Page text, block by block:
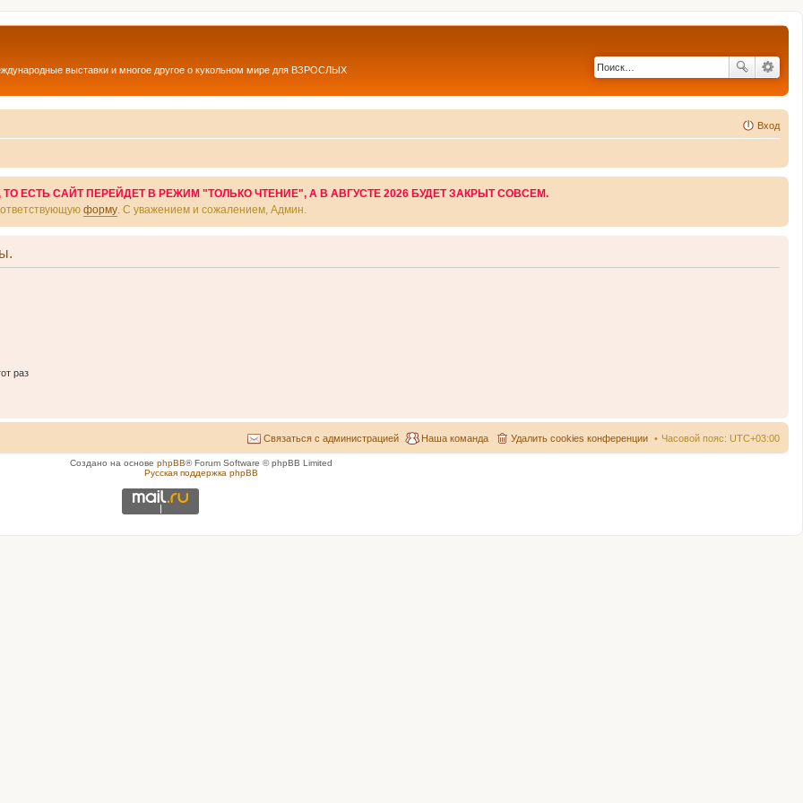
выставки и многое другое о кукольном мире для ВЗРОСЛЫХ
Вход
ЕСТЬ САЙТ ПЕРЕЙДЕТ В РЕЖИМ "ТОЛЬКО ЧТЕНИЕ", А В АВГУСТЕ 2026 БУДЕТ ЗАКРЫТ СОВСЕМ.
форму . С уважением и сожалением, Админ.
раз
Часовой пояс: UTC+03:00
Удалить cookies конференции
Наша команда
Связаться с администрацией
Создано на основе phpBB® Forum Software © phpBB Limited
Русская поддержка phpBB